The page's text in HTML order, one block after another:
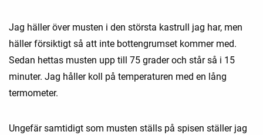
Jag häller över musten i den största kastrull jag har, men
häller försiktigt så att inte bottengrumset kommer med.
Sedan hettas musten upp till 75 grader och står så i 15
minuter. Jag håller koll på temperaturen med en lång
termometer.
Ungefär samtidigt som musten ställs på spisen ställer jag